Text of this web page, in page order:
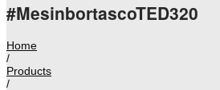
#MesinbortascoTED320
Home
/
Products
/